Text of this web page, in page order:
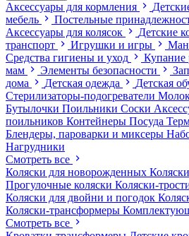
Аксессуары для кормления
мебель
Постельные
Аксессуары для колясок
Детские
транспорт
Игрушки и игры
Средства гигиены и уход
Купание
мам
Элементы безопасности
дома
Детская одежда
Детская
Стерилизаторы-подогреватели
Бутылочки Поильники Соски
поильников Контейнеры Посуда
Блендеры, пароварки и миксеры
Нагрудники
Смотреть все
Коляски для новорожденных
Прогулочные коляски Коляски-
Коляски для двойни и погодок
Коляски-трансформеры
Смотреть все